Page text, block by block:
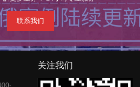
联系我们
关注我们